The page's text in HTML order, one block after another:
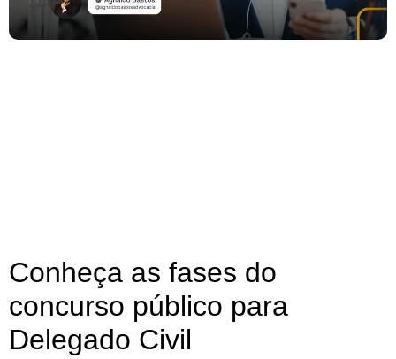
Conheça as fases do
concurso público para
Delegado Civil